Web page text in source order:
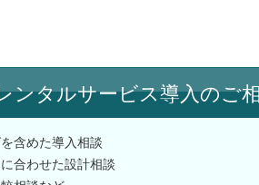
ンタルサービス導入のご
含めた導入相談
合わせた設計相談